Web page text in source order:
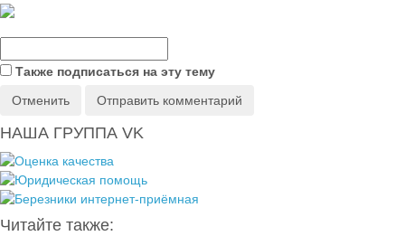
Также подписаться на эту тему
Отменить
Отправить комментарий
НАША ГРУППА VK
Читайте также: